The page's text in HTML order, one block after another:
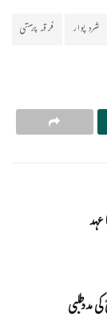
شرد پوار
فرقہ پرستی
مددطلبی